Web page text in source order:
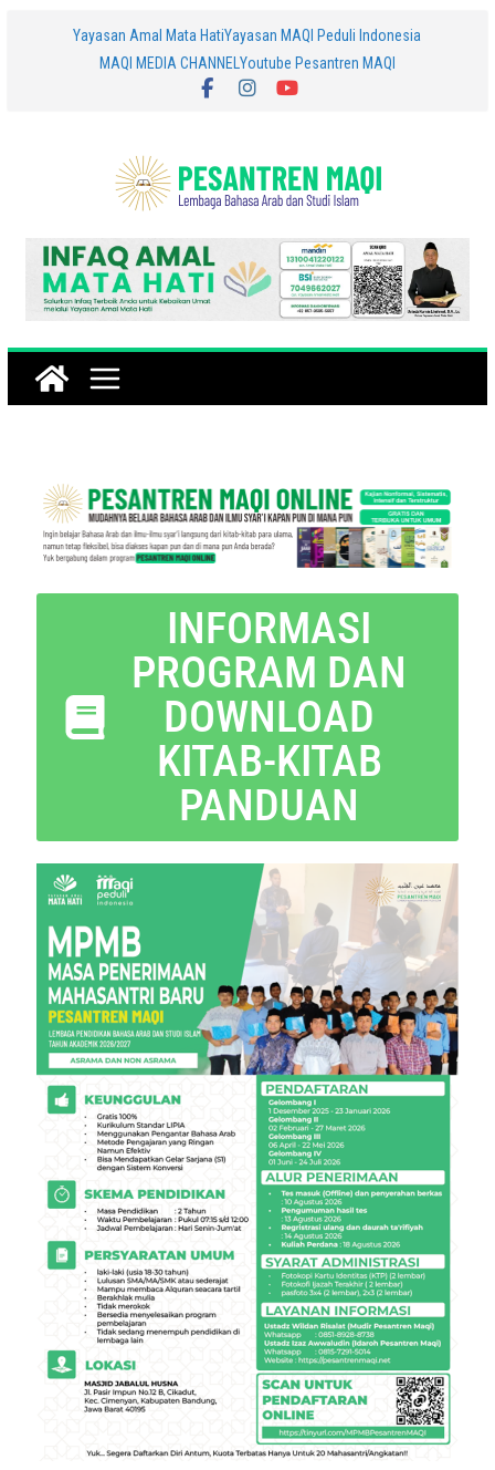
Yayasan Amal Mata HatiYayasan MAQI Peduli Indonesia
MAQI MEDIA CHANNEL Youtube Pesantren MAQI
INFORMASI
PROGRAM DAN
DOWNLOAD
KITAB-KITAB
PANDUAN